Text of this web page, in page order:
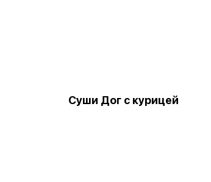
Суши Дог с курицей